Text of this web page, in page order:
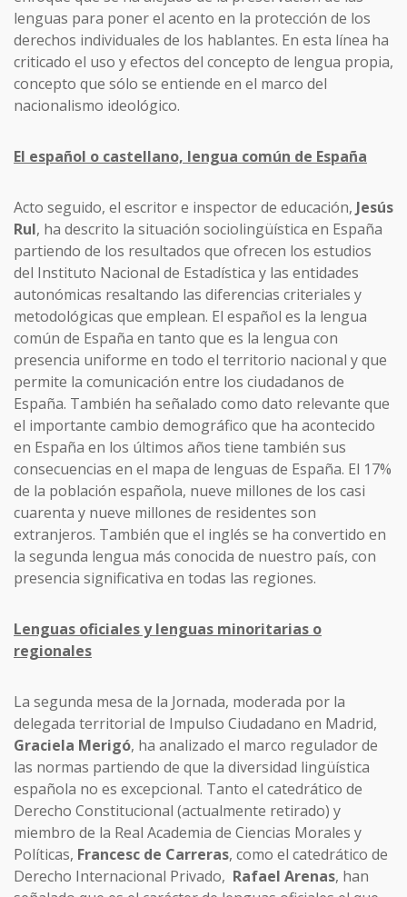
lenguas para poner el acento en la protección de los
derechos individuales de los hablantes. En esta línea ha
criticado el uso y efectos del concepto de lengua propia,
concepto que sólo se entiende en el marco del
nacionalismo ideológico.
El español o castellano, lengua común de España
Acto seguido, el escritor e inspector de educación, Jesús
Rul, ha descrito la situación sociolingüística en España
partiendo de los resultados que ofrecen los estudios
del Instituto Nacional de Estadística y las entidades
autonómicas resaltando las diferencias criteriales y
metodológicas que emplean. El español es la lengua
común de España en tanto que es la lengua con
presencia uniforme en todo el territorio nacional y que
permite la comunicación entre los ciudadanos de
España. También ha señalado como dato relevante que
el importante cambio demográfico que ha acontecido
en España en los últimos años tiene también sus
consecuencias en el mapa de lenguas de España. El 17%
de la población española, nueve millones de los casi
cuarenta y nueve millones de residentes son
extranjeros. También que el inglés se ha convertido en
la segunda lengua más conocida de nuestro país, con
presencia significativa en todas las regiones.
Lenguas oficiales y lenguas minoritarias o
regionales
La segunda mesa de la Jornada, moderada por la
delegada territorial de Impulso Ciudadano en Madrid,
Graciela Merigó, ha analizado el marco regulador de
las normas partiendo de que la diversidad lingüística
española no es excepcional. Tanto el catedrático de
Derecho Constitucional (actualmente retirado) y
miembro de la Real Academia de Ciencias Morales y
Políticas, Francesc de Carreras, como el catedrático de
Derecho Internacional Privado, Rafael Arenas, han